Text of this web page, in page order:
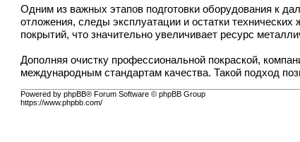
Одним из важных этапов подготовки оборудования к
отложения, следы эксплуатации и остатки
покрытий, что значительно увеличивает ресурс
Дополняя очистку профессиональной покраской,
международным стандартам качества. Такой подход
Powered by phpBB® Forum Software © phpBB Group
https://www.phpbb.com/